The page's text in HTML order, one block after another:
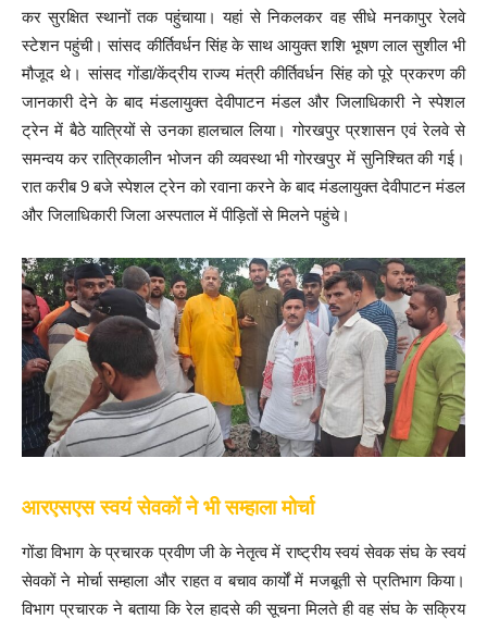
कर सुरक्षित स्थानों तक पहुंचाया। यहां से निकलकर वह सीधे मनकापुर रेलवे
स्टेशन पहुंची। सांसद कीर्तिवर्धन सिंह के साथ आयुक्त शशि भूषण लाल सुशील भी
मौजूद थे। सांसद गोंडा/केंद्रीय राज्य मंत्री कीर्तिवर्धन सिंह को पूरे प्रकरण की
जानकारी देने के बाद मंडलायुक्त देवीपाटन मंडल और जिलाधिकारी ने स्पेशल
ट्रेन में बैठे यात्रियों से उनका हालचाल लिया। गोरखपुर प्रशासन एवं रेलवे से
समन्वय कर रात्रिकालीन भोजन की व्यवस्था भी गोरखपुर में सुनिश्चित की गई।
रात करीब 9 बजे स्पेशल ट्रेन को रवाना करने के बाद मंडलायुक्त देवीपाटन मंडल
और जिलाधिकारी जिला अस्पताल में पीड़ितों से मिलने पहुंचे।
आरएसएस स्वयं सेवकों ने भी सम्हाला मोर्चा
गोंडा विभाग के प्रचारक प्रवीण जी के नेतृत्व में राष्ट्रीय स्वयं सेवक संघ के स्वयं
सेवकों ने मोर्चा सम्हाला और राहत व बचाव कार्यों में मजबूती से प्रतिभाग किया।
विभाग प्रचारक ने बताया कि रेल हादसे की सूचना मिलते ही वह संघ के सक्रिय